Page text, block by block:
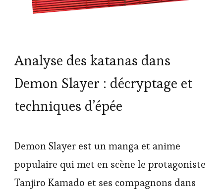
Analyse des katanas dans
Demon Slayer : décryptage et
techniques d’épée
Demon Slayer est un manga et anime
populaire qui met en scène le protagoniste
Tanjiro Kamado et ses compagnons dans